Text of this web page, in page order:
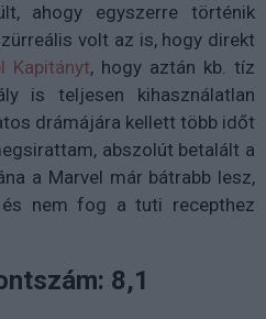
ahogy egyszerre történik
volt az is, hogy direkt
Kapitányt, hogy aztán kb. tíz
is teljesen kihasználatlan
drámájára kellett több időt
abszolút betalált a
a Marvel már bátrabb lesz,
nem fog a tuti recepthez
8,1